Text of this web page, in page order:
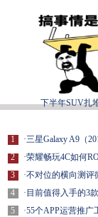
下半年SUV扎
1
2
3
4
5
·三星Galaxy A9（
·荣耀畅玩4C如何
·不对位的横向测评
· 目前值得入手的3
·55个APP运营推广